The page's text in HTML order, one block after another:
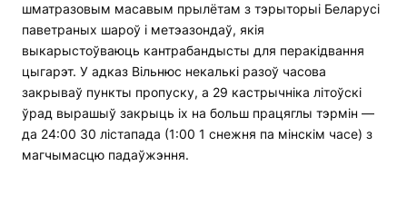
шматразовым масавым прылётам з тэрыторыі Беларусі
паветраных шароў і метэазондаў, якія
выкарыстоўваюць кантрабандысты для перакідвання
цыгарэт. У адказ Вільнюс некалькі разоў часова
закрываў пункты пропуску, а 29 кастрычніка літоўскі
ўрад вырашыў закрыць іх на больш працяглы тэрмін —
да 24:00 30 лістапада (1:00 1 снежня па мінскім часе) з
магчымасцю падаўжэння.